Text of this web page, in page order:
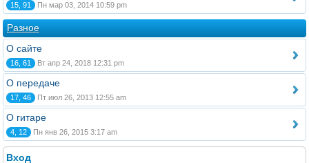
15, 91 Пн мар 03, 2014 10:59 pm
Разное
О сайте
16, 61 Вт апр 24, 2018 12:31 pm
О передаче
17, 46 Пт июл 26, 2013 12:55 am
О гитаре
4, 12 Пн янв 26, 2015 3:17 am
Вход